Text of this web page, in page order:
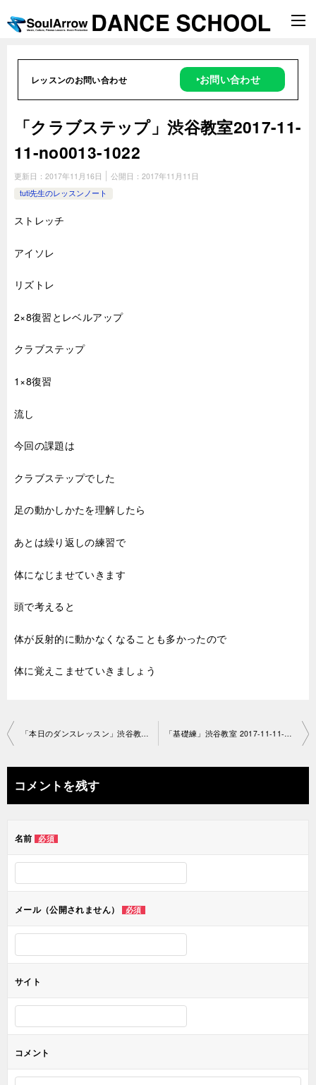
レッスンのお問い合わせ ‣お問い合わせ
「クラブステップ」渋谷教室2017-11-
11-no0013-1022
更新日： 2017年11月16日 公開日： 2017年11月11日
tuti先生のレッスンノート
ストレッチ
アイソレ
リズトレ
2×8復習とレベルアップ
クラブステップ
1×8復習
流し
今回の課題は
クラブステップでした
足の動かしかたを理解したら
あとは繰り返しの練習で
体になじませていきます
頭で考えると
体が反射的に動かなくなることも多かったので
体に覚えこませていきましょう
投
ナ
ビ
ー
ン
コメントを残す
名前 必須
メール（公開されません） 必須
サイト
コメント